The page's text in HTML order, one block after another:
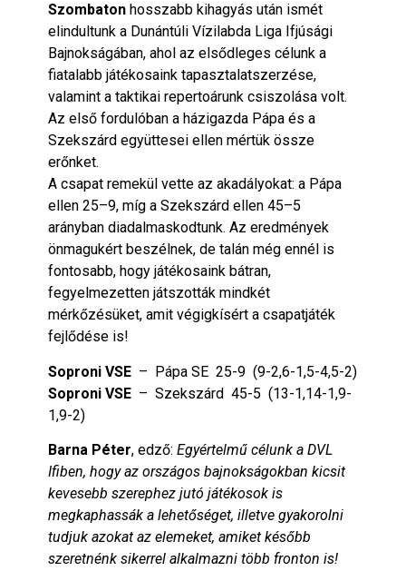
Szombatonhosszabb kihagyás után ismét
elindultunk a Dunántúli Vízilabda Liga Ifjúsági
Bajnokságában, ahol az elsődleges célunk a
fiatalabb játékosaink tapasztalatszerzése,
valamint a taktikai repertoárunk csiszolása volt.
Az első fordulóban a házigazda Pápa és a
Szekszárd együttesei ellen mértük össze
erőnket.
A csapat remekül vette az akadályokat: a Pápa
ellen 25–9, míg a Szekszárd ellen 45–5
arányban diadalmaskodtunk. Az eredmények
önmagukért beszélnek, de talán még ennél is
fontosabb, hogy játékosaink bátran,
fegyelmezetten játszották mindkét
mérkőzésüket, amit végigkísért a csapatjáték
fejlődése is!
Soproni VSE– Pápa SE 25-9 (9-2,6-1,5-4,5-2)
Soproni VSE– Szekszárd 45-5 (13-1,14-1,9-
1,9-2)
Barna Péter, edző: Egyértelmű célunk a DVL
Ifiben, hogy az országos bajnokságokban kicsit
kevesebb szerephez jutó játékosok is
megkaphassák a lehetőséget, illetve gyakorolni
tudjuk azokat az elemeket, amiket később
szeretnénk sikerrel alkalmazni több fronton is!